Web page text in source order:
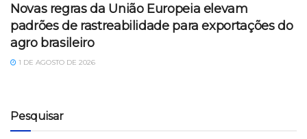
Novas regras da União Europeia elevam
padrões de rastreabilidade para exportações do
agro brasileiro
1 DE AGOSTO DE 2026
Pesquisar